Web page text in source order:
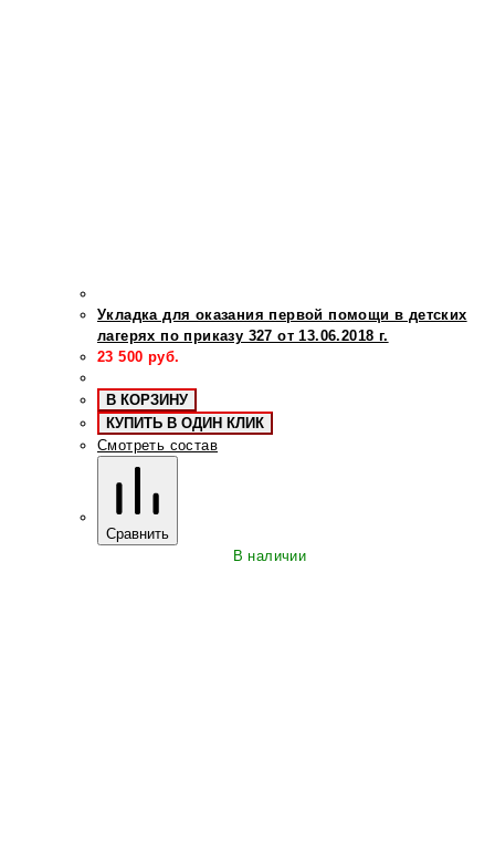
Укладка для оказания первой помощи в детских
лагерях по приказу 327 от 13.06.2018 г.
23 500 руб.
В КОРЗИНУ
КУПИТЬ В ОДИН КЛИК
Смотреть состав
Сравнить
В наличии